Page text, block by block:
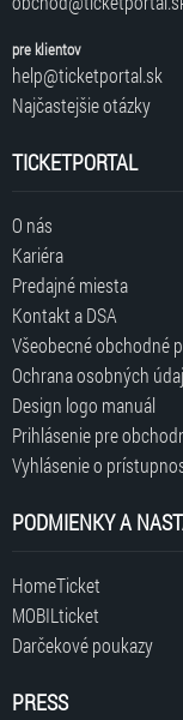
pre klientov
help@ticketportal.sk
Najčastejšie otázky
TICKETPORTAL
O nás
Kariéra
Predajné miesta
Kontakt a DSA
Všeobecné obchodné
Ochrana osobných
Design logo manuál
Prihlásenie pre
Vyhlásenie o
PODMIENKY A
HomeTicket
MOBILticket
Darčekové poukazy
PRESS